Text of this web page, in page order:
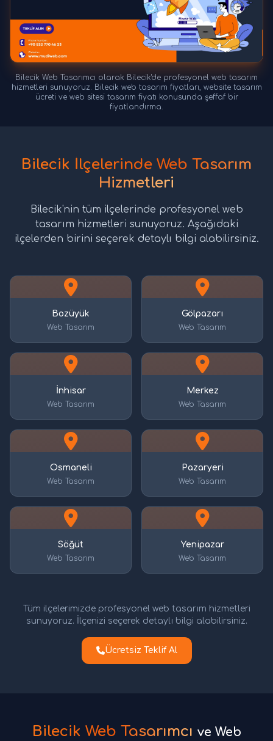
Bilecik Web Tasarımcı olarak Bilecik'de profesyonel web tasarım
hizmetleri sunuyoruz. Bilecik web tasarım fiyatları, website tasarım
ücreti ve web sitesi tasarım fiyatı konusunda şeffaf bir
fiyatlandırma.
Bilecik İlçelerinde Web Tasarım
Hizmetleri
Bilecik'nin tüm ilçelerinde profesyonel web
tasarım hizmetleri sunuyoruz. Aşağıdaki
ilçelerden birini seçerek detaylı bilgi alabilirsiniz.
Bozüyük
Web Tasarım
Gölpazarı
Web Tasarım
İnhisar
Web Tasarım
Merkez
Web Tasarım
Osmaneli
Web Tasarım
Pazaryeri
Web Tasarım
Söğüt
Web Tasarım
Yenipazar
Web Tasarım
Tüm ilçelerimizde profesyonel web tasarım hizmetleri
sunuyoruz. İlçenizi seçerek detaylı bilgi alabilirsiniz.
Ücretsiz Teklif Al
Bilecik Web Tasarımcı ve Web